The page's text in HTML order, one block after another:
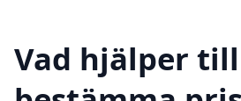
Vad hjälper